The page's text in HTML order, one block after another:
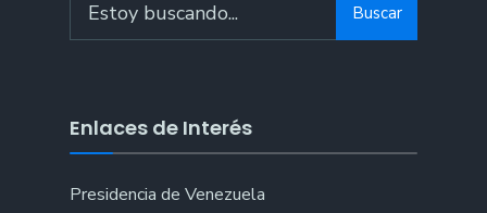
for:
Buscar
Enlaces de Interés
Presidencia de Venezuela